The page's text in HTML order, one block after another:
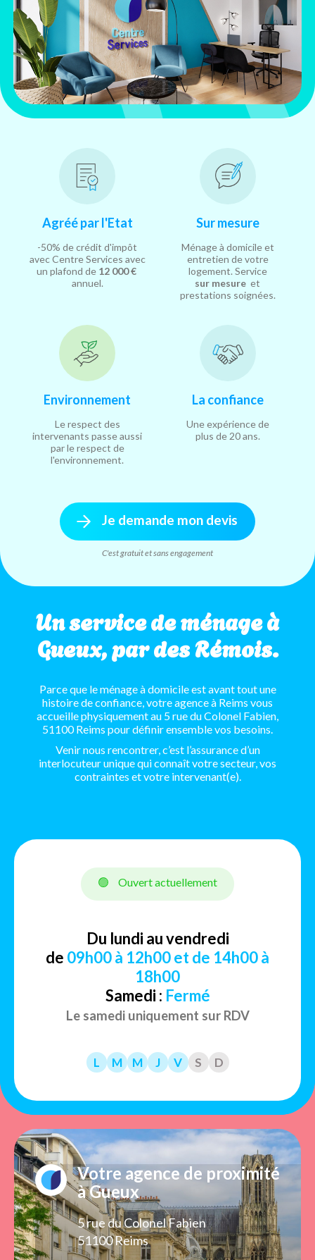
Agréé par l'Etat
-50% de crédit d'impôt
avec Centre Services avec
un plafond de 12 000 €
annuel.
Sur mesure
Ménage à domicile et
entretien de votre
logement. Service
sur mesure et
prestations soignées.
Environnement
Le respect des
intervenants passe aussi
par le respect de
l'environnement.
La confiance
Une expérience de
plus de 20 ans.
Je demande mon devis
C'est gratuit et sans engagement
Un service de ménage à
Gueux, par des Rémois.
Parce que le ménage à domicile est avant tout une
histoire de confiance, votre agence à Reims vous
accueille physiquement au 5 rue du Colonel Fabien,
51100 Reims pour définir ensemble vos besoins.
Venir nous rencontrer, c’est l’assurance d’un
interlocuteur unique qui connaît votre secteur, vos
contraintes et votre intervenant(e).
🟢 Ouvert actuellement
Du lundi au vendredi
de 09h00 à 12h00 et de 14h00 à
18h00
Samedi : Fermé
Le samedi uniquement sur RDV
L M M J V S D
Votre agence de proximité
à Gueux
5 rue du Colonel Fabien
51100 Reims